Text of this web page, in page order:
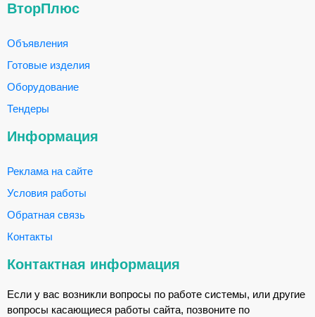
ВторПлюс
Объявления
Готовые изделия
Оборудование
Тендеры
Информация
Реклама на сайте
Условия работы
Обратная связь
Контакты
Контактная информация
Если у вас возникли вопросы по работе системы, или другие
вопросы касающиеся работы сайта, позвоните по